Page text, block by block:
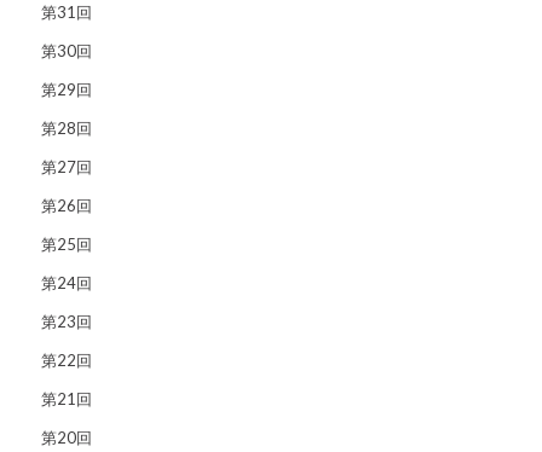
第31回
第30回
第29回
第28回
第27回
第26回
第25回
第24回
第23回
第22回
第21回
第20回